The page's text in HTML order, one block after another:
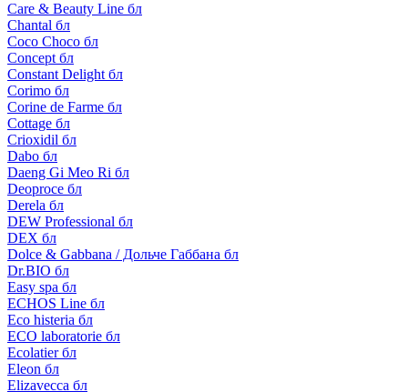
Care & Beauty Line бл
Chantal бл
Coco Choco бл
Concept бл
Constant Delight бл
Corimo бл
Corine de Farme бл
Cottage бл
Crioxidil бл
Dabo бл
Daeng Gi Meo Ri бл
Deoproce бл
Derela бл
DEW Professional бл
DEX бл
Dolce & Gabbana / Дольче Габбана бл
Dr.BIO бл
Easy spa бл
ECHOS Line бл
Eco histeria бл
ECO laboratorie бл
Ecolatier бл
Eleon бл
Elizavecca бл